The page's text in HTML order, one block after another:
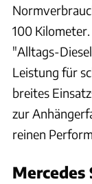
100
"Alltags-
Leistung für
breites
zur
reinen
Mercedes